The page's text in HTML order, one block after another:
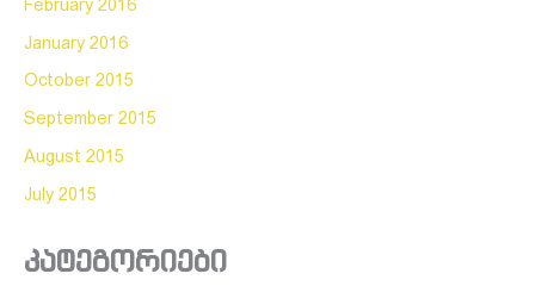
February 2016
January 2016
October 2015
September 2015
August 2015
July 2015
კატეგორიები